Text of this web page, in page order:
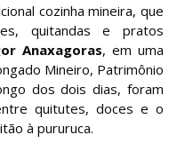
cozinha mineira, que
quitandas e pratos
Anaxagoras, em uma
Mineiro, Patrimônio
dos dois dias, foram
quitutes, doces e o
à pururuca.